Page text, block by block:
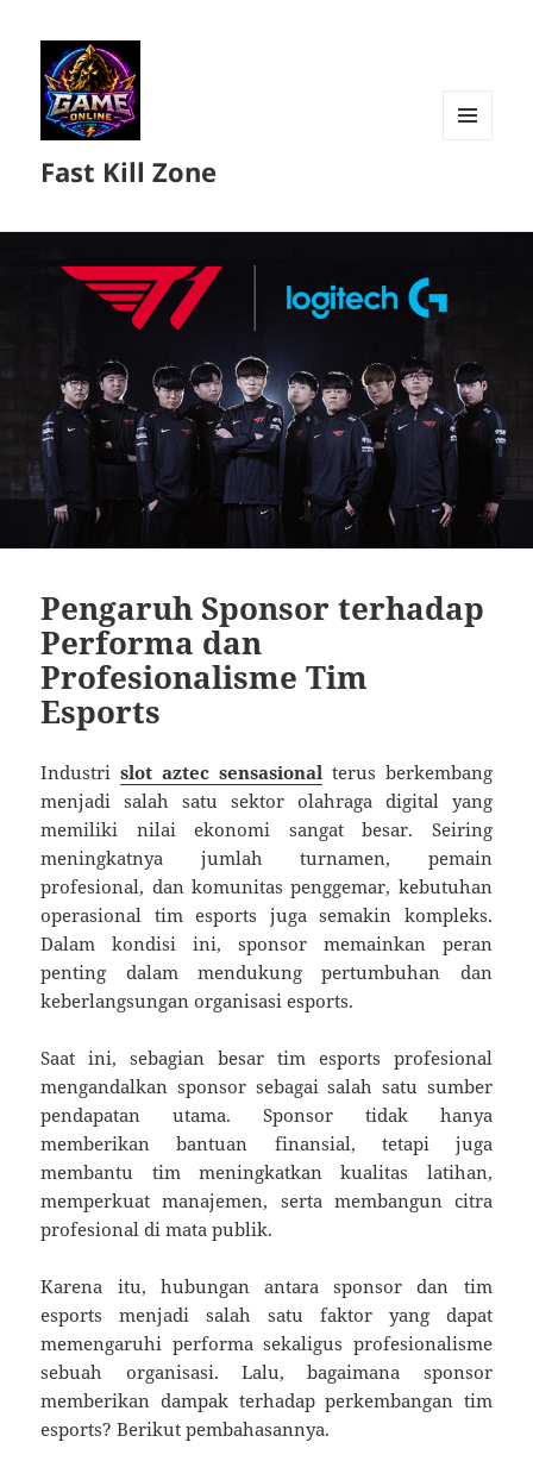
Fast Kill Zone
Pengaruh Sponsor terhadap
Performa dan
Profesionalisme Tim
Esports
Industrislot aztec sensasionalterus berkembang
menjadi salah satu sektor olahraga digital yang
memiliki nilai ekonomi sangat besar. Seiring
meningkatnya jumlah turnamen, pemain
profesional, dan komunitas penggemar, kebutuhan
operasional tim esports juga semakin kompleks.
Dalam kondisi ini, sponsor memainkan peran
penting dalam mendukung pertumbuhan dan
keberlangsungan organisasi esports.
Saat ini, sebagian besar tim esports profesional
mengandalkan sponsor sebagai salah satu sumber
pendapatan utama. Sponsor tidak hanya
memberikan bantuan finansial, tetapi juga
membantu tim meningkatkan kualitas latihan,
memperkuat manajemen, serta membangun citra
profesional di mata publik.
Karena itu, hubungan antara sponsor dan tim
esports menjadi salah satu faktor yang dapat
memengaruhi performa sekaligus profesionalisme
sebuah organisasi. Lalu, bagaimana sponsor
memberikan dampak terhadap perkembangan tim
esports? Berikut pembahasannya.